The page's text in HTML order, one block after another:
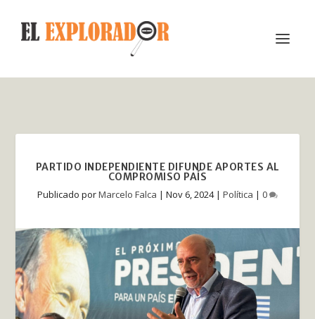
PARTIDO INDEPENDIENTE DIFUNDE APORTES AL
COMPROMISO PAÍS
Publicado porMarcelo Falca | Nov 6, 2024| Política | 0